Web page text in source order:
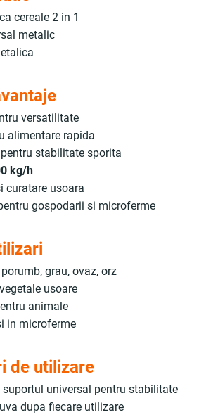
cereale 2 in 1
metalic
versatilitate
alimentare rapida
stabilitate sporita
kg/h
curatare usoara
gospodarii si microferme
grau, ovaz, orz
usoare
animale
in microferme
de utilizare
suportul universal pentru stabilitate
dupa fiecare utilizare